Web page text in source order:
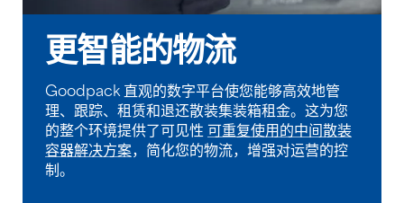
更智能的物流
Goodpack 直观的数字平台使您能够高效地管
理、跟踪、租赁和退还散装集装箱租金。这为您
的整个环境提供了可见性 可重复使用的中间散装
容器解决方案，简化您的物流，增强对运营的控
制。